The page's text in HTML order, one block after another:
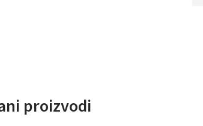
proizvodi